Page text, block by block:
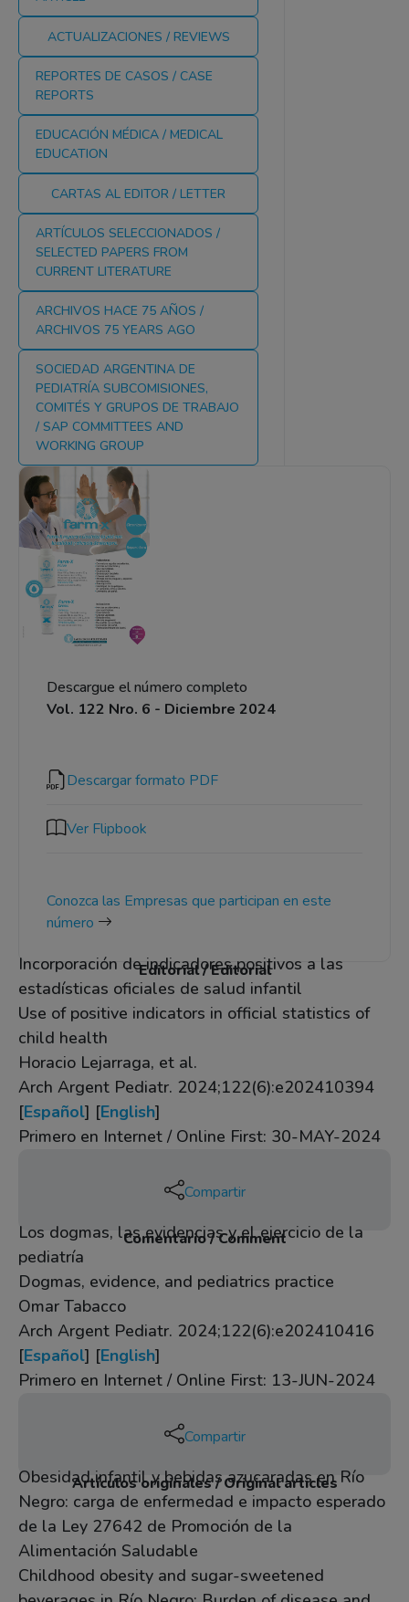
ACTUALIZACIONES / REVIEWS
REPORTES DE CASOS / CASE
REPORTS
EDUCACIÓN MÉDICA / MEDICAL
EDUCATION
CARTAS AL EDITOR / LETTER
ARTÍCULOS SELECCIONADOS /
SELECTED PAPERS FROM
CURRENT LITERATURE
ARCHIVOS HACE 75 AÑOS /
ARCHIVOS 75 YEARS AGO
SOCIEDAD ARGENTINA DE
PEDIATRÍA SUBCOMISIONES,
COMITÉS Y GRUPOS DE TRABAJO
/ SAP COMMITTEES AND
WORKING GROUP
Descargue el número completo
Vol. 122 Nro. 6 - Diciembre 2024
Descargar formato PDF
Ver Flipbook
Conozca las Empresas que participan en este
número
Editorial / Editorial
Incorporación de indicadores positivos a las
estadísticas oficiales de salud infantil
Use of positive indicators in official statistics of
child health
Horacio Lejarraga, et al.
Arch Argent Pediatr. 2024;122(6):e202410394
[Español] [English]
Primero en Internet / Online First: 30-MAY-2024
Compartir
Comentario / Comment
Los dogmas, las evidencias y el ejercicio de la
pediatría
Dogmas, evidence, and pediatrics practice
Omar Tabacco
Arch Argent Pediatr. 2024;122(6):e202410416
[Español] [English]
Primero en Internet / Online First: 13-JUN-2024
Compartir
Artículos originales / Original articles
Obesidad infantil y bebidas azucaradas en Río
Negro: carga de enfermedad e impacto esperado
de la Ley 27642 de Promoción de la
Alimentación Saludable
Childhood obesity and sugar-sweetened